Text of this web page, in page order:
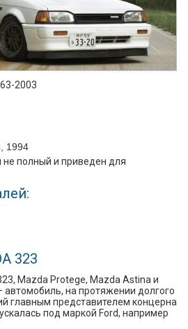
2003
1994
полный и приведен для
323
Mazda Protege, Mazda Astina и
на протяжении долгого
главным представителем концерна
под маркой Ford, например